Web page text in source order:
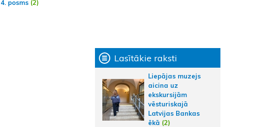
4. posms (2)
Lasītākie raksti
Liepājas muzejs
aicina uz
ekskursijām
vēsturiskajā
Latvijas Bankas
ēkā (2)